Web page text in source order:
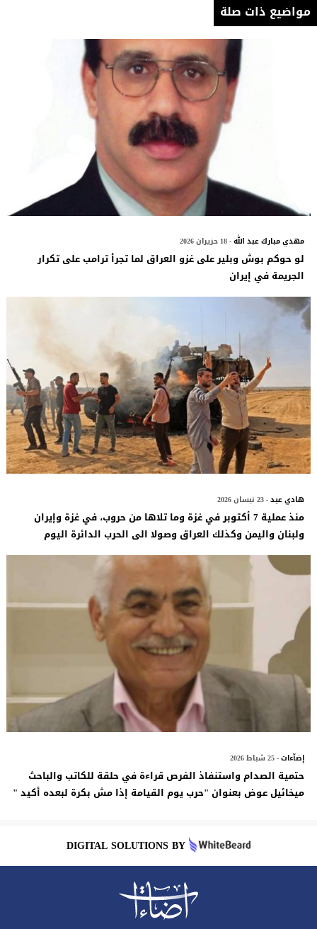
مواضيع ذات صلة
مهدي مبارك عبد الله- 18 حزيران 2026
لو حوكم بوش وبلير على غزو العراق لما تجرأ ترامب على تكرار
الجريمة في إيران
هادي عيد- 23 نيسان 2026
منذ عملية 7 أكتوبر في غزة وما تلاها من حروب، في غزة وإيران
ولبنان واليمن وكذلك العراق وصولا الى الحرب الدائرة اليوم
إضآءات- 25 شباط 2026
حتمية الصدام واستنفاذ الفرص قراءة في حلقة للكاتب والباحث
ميخائيل عوض بعنوان "حرب يوم القيامة إذا مش بكرة لبعده أكيد "
DIGITAL SOLUTIONS BY